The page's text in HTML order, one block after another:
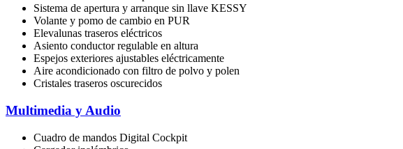
Sistema de apertura y arranque sin llave KESSY
Volante y pomo de cambio en PUR
Elevalunas traseros eléctricos
Asiento conductor regulable en altura
Espejos exteriores ajustables eléctricamente
Aire acondicionado con filtro de polvo y polen
Cristales traseros oscurecidos
Multimedia y Audio
Cuadro de mandos Digital Cockpit